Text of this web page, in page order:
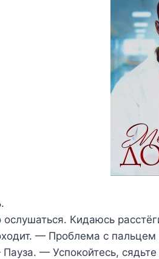
Кидаюсь
— Проблема с пальцем
— Успокойтесь,